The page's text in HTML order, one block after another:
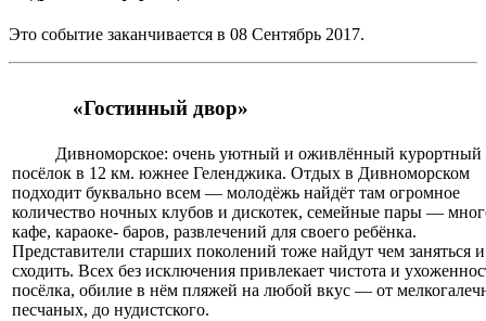
Это событие заканчивается в 08 Сентябрь 2017.
«Гостинный
Дивноморское: очень уютный и оживлённый курортный
посёлок в 12 км. южнее Геленджика. Отдых в Дивноморском
подходит буквально всем — молодёжь найдёт там огромное
количество ночных клубов и дискотек, семейные пары —
кафе, караоке- баров, развлечений для своего ребёнка.
Представители старших поколений тоже найдут чем заняться
сходить. Всех без исключения привлекает чистота и
посёлка, обилие в нём пляжей на любой вкус — от
песчаных, до нудистского.